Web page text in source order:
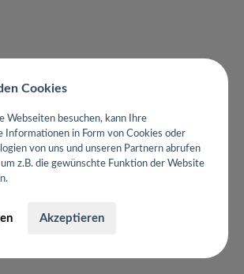
Cookies
Webseiten besuchen, kann Ihre
Informationen in Form von Cookies oder
von uns und unseren Partnern abrufen
z.B. die gewünschte Funktion der Website
Akzeptieren